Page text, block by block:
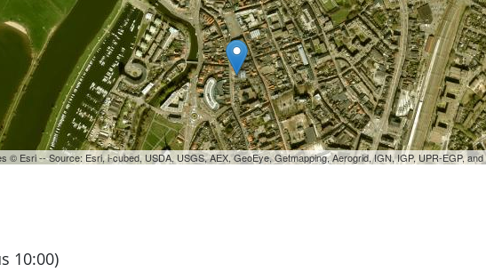
© Esri -- Source: Esri, i-cubed, USDA, USGS, AEX, GeoEye, Getmapping, Aerogrid, IGN, IGP, UPR-EGP,
10:00)